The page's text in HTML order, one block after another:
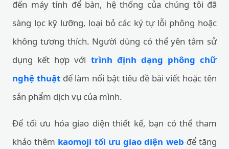
đến máy tính để bàn, hệ thống của chúng tôi đã
sàng lọc kỹ lưỡng, loại bỏ các ký tự lỗi phông hoặc
không tương thích. Người dùng có thể yên tâm sử
dụng kết hợp với trình định dạng phông chữ
nghệ thuậtđể làm nổi bật tiêu đề bài viết hoặc tên
sản phẩm dịch vụ của mình.
Để tối ưu hóa giao diện thiết kế, bạn có thể tham
khảo thêm kaomoji tối ưu giao diện web để tăng